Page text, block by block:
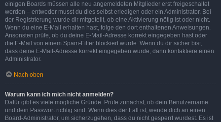
einigen Boards müssen alle neu angemeldeten Mitglieder erst freigeschaltet
werden – entweder musst du dies selbst erledigen oder ein Administrator. Bei
der Registrierung wurde dir mitgeteilt, ob eine Aktivierung nötig ist oder nicht.
Wenn du eine E-Mail erhalten hast, folge den dort enthaltenen Anweisungen.
Ansonsten prüfe, ob du deine E-Mail-Adresse korrekt eingegeben hast oder
die E-Mail von einem Spam-Filter blockiert wurde. Wenn du dir sicher bist,
dass deine E-Mail-Adresse korrekt eingegeben wurde, dann kontaktiere einen
Administrator.
Nach oben
Warum kann ich mich nicht anmelden?
Dafür gibt es viele mögliche Gründe. Prüfe zunächst, ob dein Benutzername
und dein Passwort richtig sind. Wenn dies der Fall ist, wende dich an einen
Board-Administrator, um sicherzugehen, dass du nicht gesperrt wurdest. Es ist